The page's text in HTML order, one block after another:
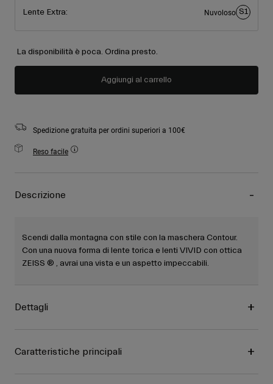
Lente Extra: Nuvoloso S1
La disponibilità è poca. Ordina presto.
Aggiungi al carrello
Spedizione gratuita per ordini superiori a 100€
Reso facile
Descrizione
Scendi dalla montagna con stile con la maschera Contour.
Con una nuova forma di lente torica e lenti VIVID con ottica
ZEISS ® , avrai una vista e un aspetto impeccabili.
Dettagli
Caratteristiche principali